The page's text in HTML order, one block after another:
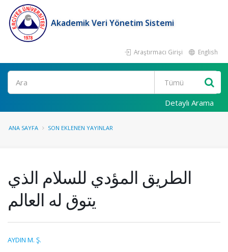
Akademik Veri Yönetim Sistemi
Araştırmacı Girişi English
Ara
Detaylı Arama
ANA SAYFA SON EKLENEN YAYINLAR
الطريق المؤدي للسلام الذي
يتوق له العالم
AYDIN M. Ş.